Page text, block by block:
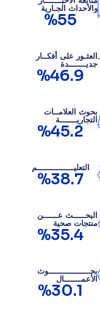
والأحداث الجـارية
%55
العثـور على أفكــار
جديـــــــدة
%46.9
بحوث العلامــات
التجاريـــــــة
%45.2
التعليـــــــــــــــم
%38.7
البحـــــث عــــــن
منتجات صحية
%35.4
بحـــــــــــــــــوث
الأعمـــــــال
%30.1